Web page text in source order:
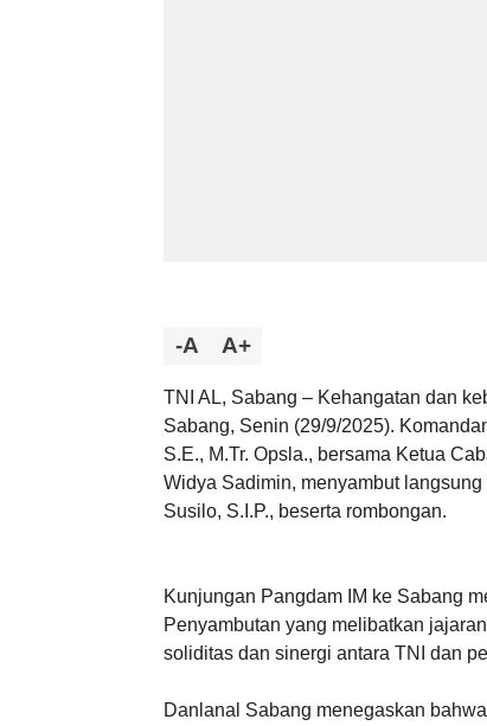
-A A+
TNI AL, Sabang – Kehangatan dan
Sabang, Senin (29/9/2025).
S.E., M.Tr. Opsla., bersama Ketua
Widya Sadimin, menyambut
Susilo, S.I.P., beserta rombongan.
Kunjungan Pangdam IM ke Sabang
Penyambutan yang melibatkan
soliditas dan sinergi antara TNI dan
Danlanal Sabang menegaskan